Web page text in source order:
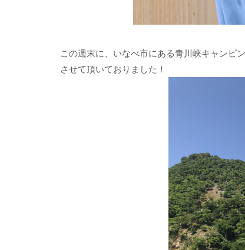
この週末に、いなべ市にある青川峡キャンピ
させて頂いておりました！